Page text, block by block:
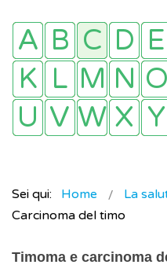
Sei qui: Home La
Carcinoma del timo
Timoma e carcinoma